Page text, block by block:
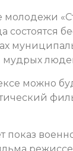
состоятся
мудрых
можно
показ